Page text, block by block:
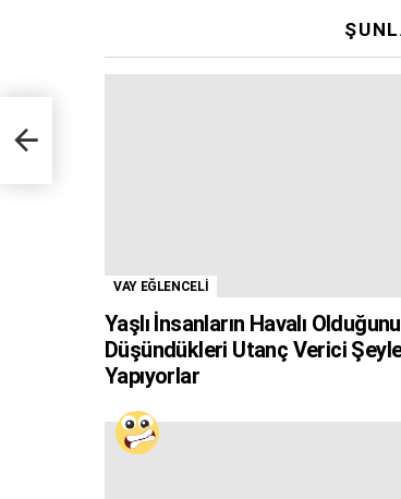
VAY EĞLENCELİ
Yaşlı İnsanların Havalı Olduğunu
Düşündükleri Utanç Verici
Yapıyorlar